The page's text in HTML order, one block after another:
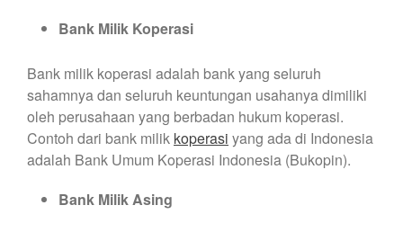
Bank Milik Koperasi
Bank milik koperasi adalah bank yang seluruh
sahamnya dan seluruh keuntungan usahanya dimiliki
oleh perusahaan yang berbadan hukum koperasi.
Contoh dari bank milik koperasi yang ada di Indonesia
adalah Bank Umum Koperasi Indonesia (Bukopin).
Bank Milik Asing